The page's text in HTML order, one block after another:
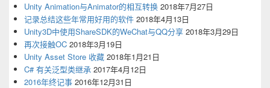
Unity Animation与Animator的相互转换 2018年7月27日
记录总结这些年常用好用的软件 2018年4月13日
Unity3D中使用ShareSDK的WeChat与QQ分享 2018年3月29日
再次接触OC 2018年3月19日
Unity Asset Store 收藏 2018年1月21日
C# 有关泛型类继承 2017年4月12日
2016年终记事 2016年12月31日